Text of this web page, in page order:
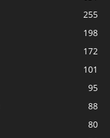
255
198
172
101
95
88
80